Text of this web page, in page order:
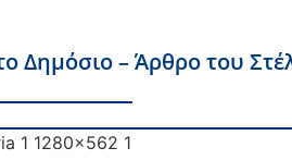
Δημόσιο – Άρθρο του